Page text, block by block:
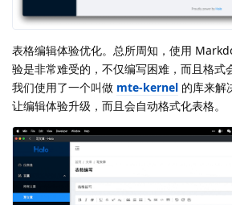
表格编辑体验优化。总所周知，使用
验是非常难受的，不仅编写困难，而且格式
我们使用了一个叫做 mte-kernel 的库来解
让编辑体验升级，而且会自动格式化表格。